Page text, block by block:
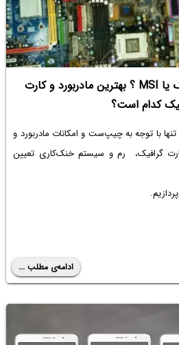
گیگابایت، ایسوس، ازراک یا MSI ؟ بهترین مادربورد و کارت
کدام است؟
با توجه به چیپ‌ست و امکانات مادربورد و
گرافیک، رم و سیستم خنک‌کاری تعیین
ادامه‌ی مطلب ...